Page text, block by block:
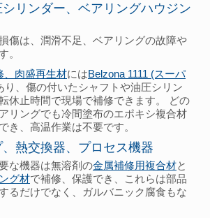
リンダー、ベアリングハウジン
傷は、潤滑不足、ベアリングの故障や
。
、肉盛再生材にはBelzona 1111 (スーパ
り、傷の付いたシャフトや油圧シリン
休止時間で現場で補修できます。 どの
リングでも冷間塗布のエポキシ複合材
き、高温作業は不要です。
熱交換器、プロセス機器
な機器は無溶剤の金属補修用複合材と
グ材で補修、保護でき、これらは部品
るだけでなく、ガルバニック腐食もな